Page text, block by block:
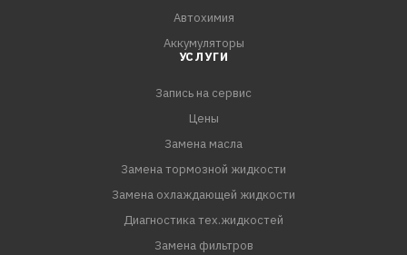
Автохимия
Аккумуляторы
УСЛУГИ
Запись на сервис
Цены
Замена масла
Замена тормозной жидкости
Замена охлаждающей жидкости
Диагностика тех.жидкостей
Замена фильтров